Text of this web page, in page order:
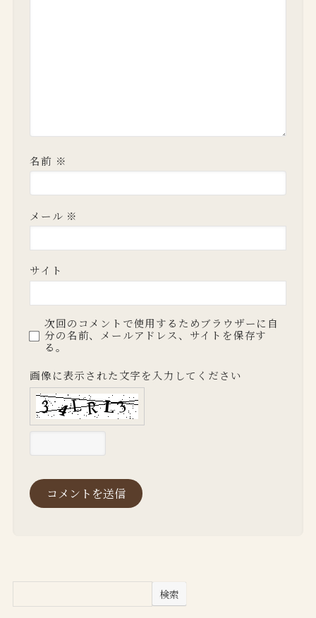
名前 ※
メール ※
サイト
次回のコメントで使用するためブラウザーに自
分の名前、メールアドレス、サイトを保存す
る。
画像に表示された文字を入力してください
検索